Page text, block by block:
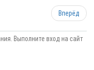
Вперёд
Выполните вход на сайт